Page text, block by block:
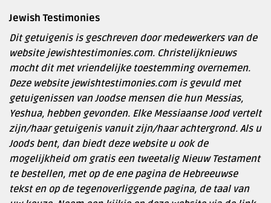
Jewish Testimonies
Dit getuigenis is geschreven door medewerkers van de
website jewishtestimonies.com. Christelijknieuws
mocht dit met vriendelijke toestemming overnemen.
Deze website jewishtestimonies.com is gevuld met
getuigenissen van Joodse mensen die hun Messias,
Yeshua, hebben gevonden. Elke Messiaanse Jood vertelt
zijn/haar getuigenis vanuit zijn/haar achtergrond. Als u
Joods bent, dan biedt deze website u ook de
mogelijkheid om gratis een tweetalig Nieuw Testament
te bestellen, met op de ene pagina de Hebreeuwse
tekst en op de tegenoverliggende pagina, de taal van